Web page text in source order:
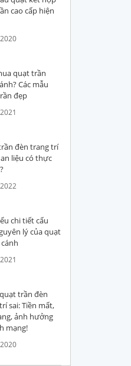
cao cấp hiện
quạt trần
Các mẫu
đẹp
đèn trang trí
liệu có thực
chi tiết cấu
lý của quạt
trần đèn
sai: Tiền mất,
ảnh hưởng
mạng!